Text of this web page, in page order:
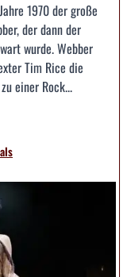
1970 der große
der dann der
wurde. Webber
Tim Rice die
einer Rock...